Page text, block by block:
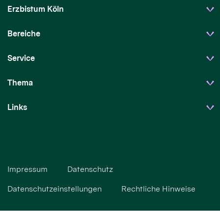
Erzbistum Köln
Bereiche
Service
Thema
Links
Impressum Datenschutz
Datenschutzeinstellungen Rechtliche Hinweise